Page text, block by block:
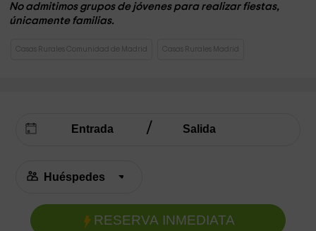
No admitimos grupos de jóvenes para realizar fiestas,
únicamente familias.
Casas Rurales Comunidad de Madrid Casas Rurales Madrid
RESERVA INMEDIATA